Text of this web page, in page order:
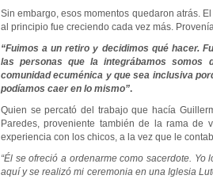
Sin embargo, esos momentos quedaron atrás.
al principio fue creciendo cada vez más.
“Fuimos a un retiro y decidimos qué hacer.
las personas que la integrábamos somos
comunidad ecuménica y que sea inclusiva
podíamos caer en lo mismo”.
Quien se percató del trabajo que hacía
Paredes, proveniente también de la rama de
experiencia con los chicos, a la vez que le
“Él se ofreció a ordenarme como sacerdote.
aquí y se realizó mi ceremonia en una Iglesia